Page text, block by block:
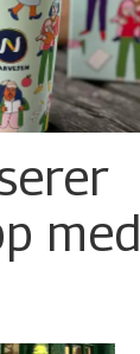
med